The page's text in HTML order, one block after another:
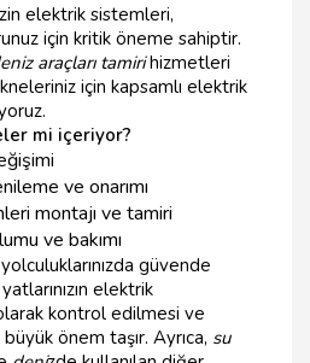
elektrik sistemleri,
için kritik öneme sahiptir.
araçları tamirihizmetleri
için kapsamlı elektrik
mi içeriyor?
ve onarımı
montajı ve tamiri
ve bakımı
güvende
elektrik
kontrol edilmesi ve
büyük önem taşır. Ayrıca, su